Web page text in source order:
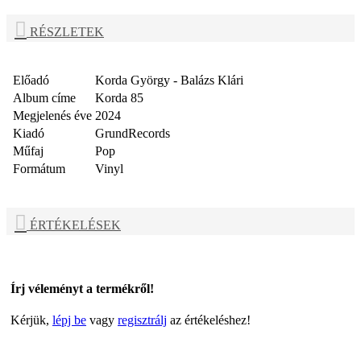
RÉSZLETEK
Előadó
Korda György - Balázs Klári
Album címe
Korda 85
Megjelenés éve 2024
Kiadó
GrundRecords
Műfaj
Pop
Formátum
Vinyl
ÉRTÉKELÉSEK
Írj véleményt a termékről!
Kérjük, lépj be vagy regisztrálj az értékeléshez!